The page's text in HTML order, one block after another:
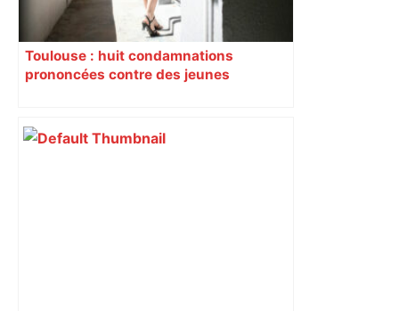
Toulouse : huit condamnations
prononcées contre des jeunes